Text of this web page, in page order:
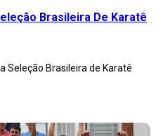
Brasileira De Karatê
Seleção Brasileira de Karatê